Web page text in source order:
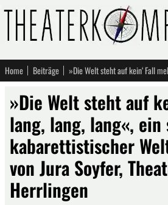
Home Beiträge
»Die Welt steht auf
lang, lang, lang«,
kabarettistischer
von Jura Soyfer,
Herrlingen